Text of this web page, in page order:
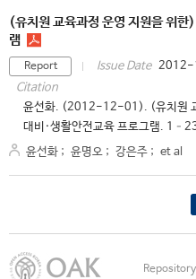
(유치원 교육과정 운영 지원을 위
램
Report Issue Date 2012-
Citation
윤선화. (2012-12-01). (유치원 교
대비·생활안전교육 프로그램.
윤선화 ; 윤명오 ; 강은주 ; et al
Repository